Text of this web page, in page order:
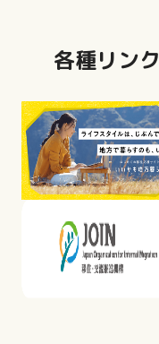
各種リンク